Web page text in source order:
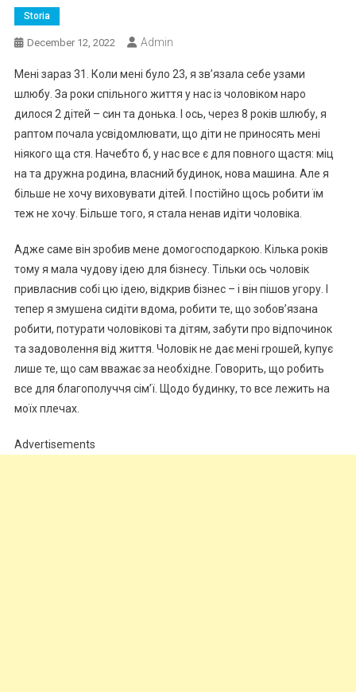
Storia
December 12, 2022 Admin
Мені зараз 31. Коли мені було 23, я зв’язала себе узами
шлюбу. За роки спільного життя у нас із чоловіком наро
дилося 2 дітей – син та донька. І ось, через 8 років шлюбу, я
раптом почала усвідомлювати, що діти не пpиносять мені
ніякого ща стя. Начебто б, у нас все є для повного щастя: міц
на та дружна родина, власний будинок, нова машина. Але я
більше не хочу виховувати дітей. І постійно щось робити їм
теж не хочу. Більше того, я стала ненав идіти чоловіка.
Адже саме він зробив мене домогосподаркою. Кілька років
тому я мала чудову ідею для бізнесу. Тільки ось чоловік
привласнив собі цю ідею, відкрив бізнес – і він пішов угору. І
тепер я змушена сидіти вдома, робити те, що зобов’язана
робити, потурати чоловікові та дітям, забути про відпочинок
та задоволення від життя. Чоловік не дає мені rрошей, kупує
лише те, що сам вважає за необхідне. Говорить, що робить
все для благополуччя сім’ї. Щодо будинку, то все лежить на
моїх плечах.
Advertisements